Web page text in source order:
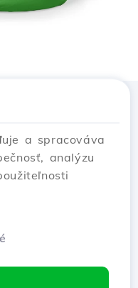
a spracováva
analýzu